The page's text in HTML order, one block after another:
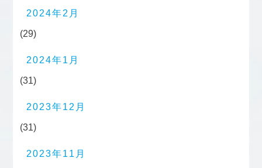
2024年2月
(29)
2024年1月
(31)
2023年12月
(31)
2023年11月